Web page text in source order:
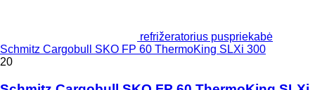
refrižeratorius puspriekabė
Schmitz Cargobull SKO FP 60 ThermoKing SLXi 300
20